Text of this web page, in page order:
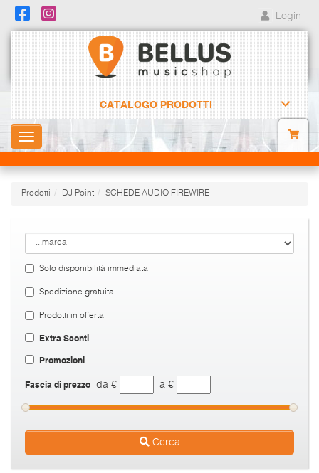
Login
CATALOGO PRODOTTI
Toggle
navigation
Prodotti DJ Point SCHEDE AUDIO FIREWIRE
Solo disponibilità immediata
Spedizione gratuita
Prodotti in offerta
Extra Sconti
Promozioni
Fascia di prezzo da € a €
Cerca